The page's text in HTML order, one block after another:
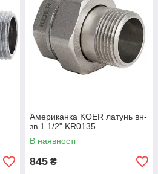
Американка KOER латунь вн-
зв 1 1/2" KR0135
В наявності
845 ₴